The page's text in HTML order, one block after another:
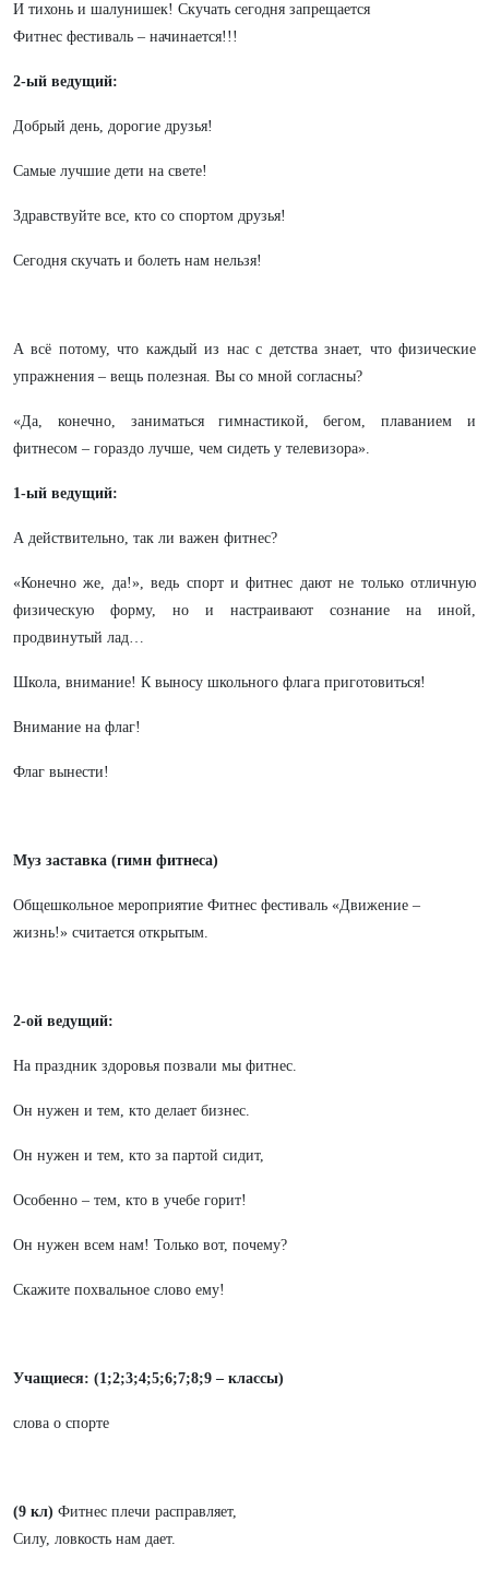
И тихонь и шалунишек! Скучать сегодня запрещается
Фитнес фестиваль – начинается!!!
2-ый ведущий:
Добрый день, дорогие друзья!
Самые лучшие дети на свете!
Здравствуйте все, кто со спортом друзья!
Сегодня скучать и болеть нам нельзя!
А всё потому, что каждый из нас с детства знает, что физические
упражнения – вещь полезная. Вы со мной согласны?
«Да, конечно, заниматься гимнастикой, бегом, плаванием и
фитнесом – гораздо лучше, чем сидеть у телевизора».
1-ый ведущий:
А действительно, так ли важен фитнес?
«Конечно же, да!», ведь спорт и фитнес дают не только отличную
физическую форму, но и настраивают сознание на иной,
продвинутый лад…
Школа, внимание! К выносу школьного флага приготовиться!
Внимание на флаг!
Флаг вынести!
Муз заставка (гимн фитнеса)
Общешкольное мероприятие Фитнес фестиваль «Движение –
жизнь!» считается открытым.
2-ой ведущий:
На праздник здоровья позвали мы фитнес.
Он нужен и тем, кто делает бизнес.
Он нужен и тем, кто за партой сидит,
Особенно – тем, кто в учебе горит!
Он нужен всем нам! Только вот, почему?
Скажите похвальное слово ему!
Учащиеся: (1;2;3;4;5;6;7;8;9 – классы)
слова о спорте
(9 кл) Фитнес плечи расправляет,
Силу, ловкость нам дает.